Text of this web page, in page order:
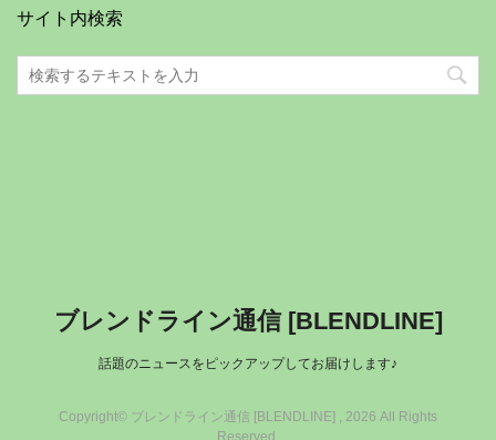
サイト内検索
ブレンドライン通信 [BLENDLINE]
話題のニュースをピックアップしてお届けします♪
Copyright© ブレンドライン通信 [BLENDLINE] , 2026 All Rights